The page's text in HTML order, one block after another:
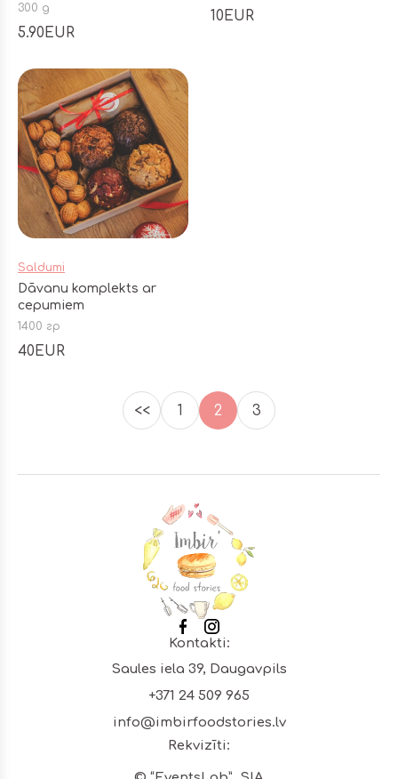
300 g
5.90EUR
10EUR
Saldumi
Dāvanu komplekts ar
cepumiem
1400 гр
40EUR
<< 1 2 3
Kontakti:
Saules iela 39, Daugavpils
+371 24 509 965
info@imbirfoodstories.lv
Rekvizīti: